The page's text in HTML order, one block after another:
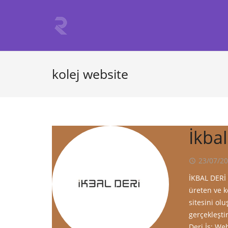
kolej website
access_time 23/07/
İKBAL
üreten ve
sitesini